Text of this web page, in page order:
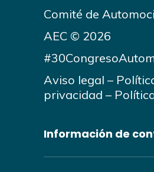
Comité de
AEC © 2026
Aviso legal –
privacidad –
Información de